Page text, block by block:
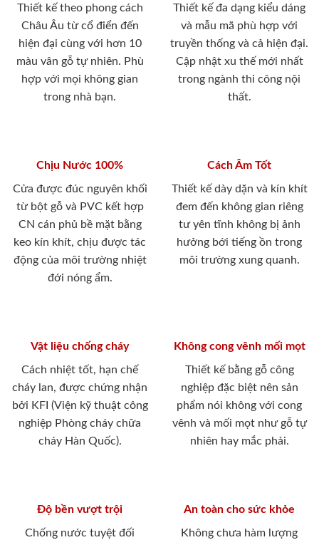
Thiết kế theo phong cách
Châu Âu từ cổ điển đến
hiện đại cùng với hơn 10
màu vân gỗ tự nhiên. Phù
hợp với mọi không gian
trong nhà bạn.
Thiết kế đa dạng kiểu dáng
và mẫu mã phù hợp với
truyền thống và cả hiện đại.
Cập nhật xu thế mới nhất
trong ngành thi công nội
thất.
Chịu Nước 100%
Cửa được đúc nguyên khối
từ bột gỗ và PVC kết hợp
CN cán phủ bề mặt bằng
keo kín khít, chịu được tác
động của môi trường nhiệt
đới nóng ẩm.
Cách Âm Tốt
Thiết kế dày dặn và kín khít
đem đến không gian riêng
tư yên tĩnh không bị ảnh
hưởng bới tiếng ồn trong
môi trường xung quanh.
Vật liệu chống cháy
Cách nhiệt tốt, hạn chế
cháy lan, được chứng nhận
bởi KFI (Viện kỹ thuật công
nghiệp Phòng cháy chữa
cháy Hàn Quốc).
Không cong vênh mối mọt
Thiết kế bằng gỗ công
nghiệp đặc biệt nên sản
phẩm nói không với cong
vênh và mối mọt như gỗ tự
nhiên hay mắc phải.
Độ bền vượt trội
Chống nước tuyệt đối
An toàn cho sức khỏe
Không chưa hàm lượng